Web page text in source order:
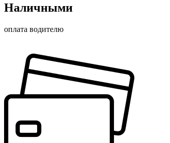
Наличными
оплата водителю